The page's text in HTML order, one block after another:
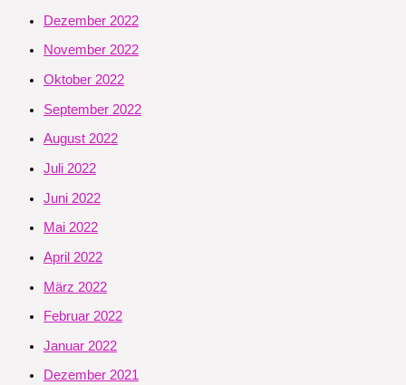
Dezember 2022
November 2022
Oktober 2022
September 2022
August 2022
Juli 2022
Juni 2022
Mai 2022
April 2022
März 2022
Februar 2022
Januar 2022
Dezember 2021